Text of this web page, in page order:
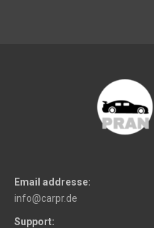
Email addresse:
info@carpr.de
Support: